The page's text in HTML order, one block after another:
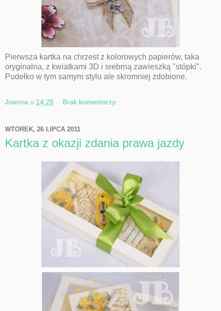
Pierwsza kartka na chrzest z kolorowych papierów, taka
oryginalna, z kwiatkami 3D i srebrną zawieszką "stópki".
Pudełko w tym samym stylu ale skromniej zdobione.
Joanna o 14:25 Brak komentarzy:
WTOREK, 26 LIPCA 2011
Kartka z okazji zdania prawa jazdy